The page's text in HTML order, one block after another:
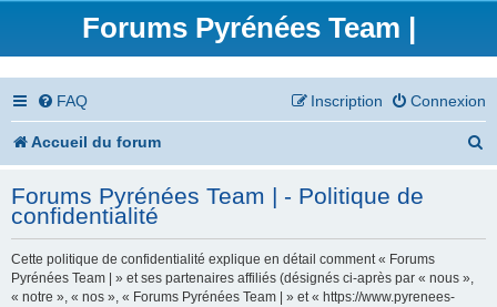
Forums Pyrénées Team |
FAQ Connexion
Inscription
Accueil du forum
h
Forums Pyrénées Team | - Politique de
confidentialité
Cette politique de confidentialité explique en détail comment « Forums
Pyrénées Team | » et ses partenaires affiliés (désignés ci-après par « nous »,
« notre », « nos », « Forums Pyrénées Team | » et « https://www.pyrenees-